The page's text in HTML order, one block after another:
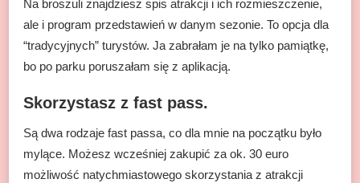
Na broszuli znajdziesz spis atrakcji i ich rozmieszczenie,
ale i program przedstawień w danym sezonie. To opcja dla
“tradycyjnych” turystów. Ja zabrałam je na tylko pamiątkę,
bo po parku poruszałam się z aplikacją.
Skorzystasz z fast pass.
Są dwa rodzaje fast passa, co dla mnie na początku było
mylące. Możesz wcześniej zakupić za ok. 30 euro
możliwość natychmiastowego skorzystania z atrakcji